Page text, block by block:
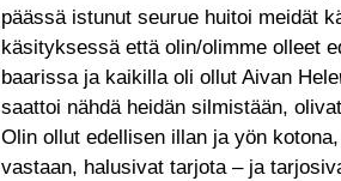
päässä istunut seurue huitoi meidät
käsityksessä että olin/olimme olleet
baarissa ja kaikilla oli ollut Aivan Hele
saattoi nähdä heidän silmistään,
Olin ollut edellisen illan ja yön
vastaan, halusivat tarjota – ja